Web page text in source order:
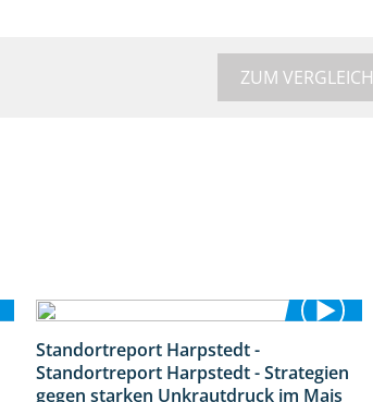
ZUM VERGLEICH
Standortreport Harpstedt -
Standortreport Harpstedt - Strategien
gegen starken Unkrautdruck im Mais